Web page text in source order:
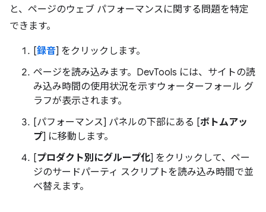
と、ページのウェブ パフォーマンスに関する問題を特定
できます。
[録音] をクリックします。
ページを読み込みます。DevTools には、サイトの読
み込み時間の使用状況を示すウォーターフォール グ
ラフが表示されます。
[パフォーマンス] パネルの下部にある [ボトムアッ
プ] に移動します。
[プロダクト別にグループ化] をクリックして、ペー
ジのサードパーティ スクリプトを読み込み時間で並
べ替えます。